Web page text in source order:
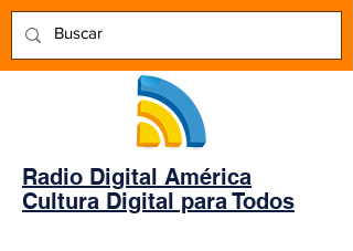
Radio Digital América
Cultura Digital para Todos